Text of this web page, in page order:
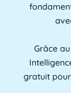
Grâce
gratuit pour